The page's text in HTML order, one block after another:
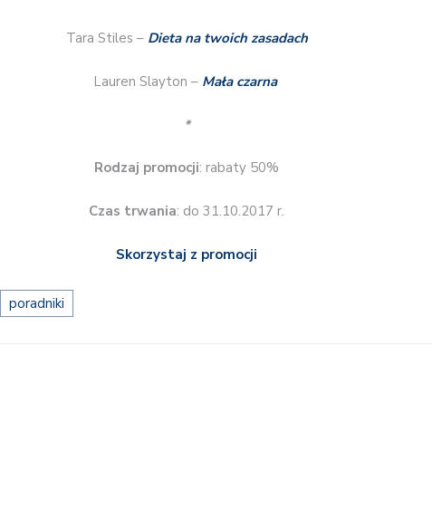
Tara Stiles – Dieta na twoich zasadach
Lauren Slayton – Mała czarna
*
Rodzaj promocji: rabaty 50%
Czas trwania: do 31.10.2017 r.
Skorzystaj z promocji
poradniki